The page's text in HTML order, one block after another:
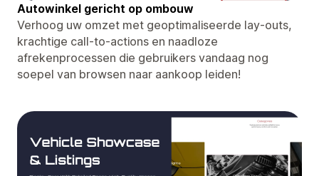
Autowinkel gericht op ombouw
Verhoog uw omzet met geoptimaliseerde lay-outs,
krachtige call-to-actions en naadloze
afrekenprocessen die gebruikers vandaag nog
soepel van browsen naar aankoop leiden!